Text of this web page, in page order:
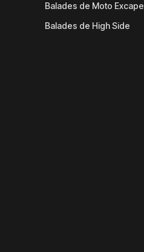
Balades de Moto Excape
Balades de High Side